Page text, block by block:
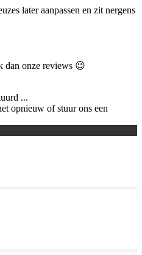
later aanpassen en zit nergens
dan onze reviews 😉
...
opnieuw of stuur ons een